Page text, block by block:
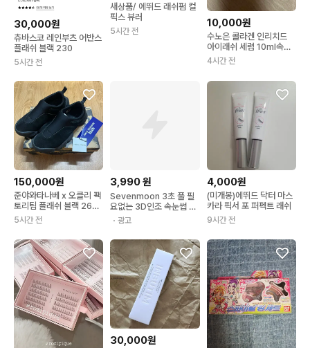
30,000원
츄바스코 레인부츠 어반스
플래쉬 블랙 230
5시간 전
새상품/ 에뛰드 래쉬펌 컬
픽스 뷰러
5시간 전
10,000원
수노은 콜라겐 인리치드
아이래쉬 세럼 10ml속눈
썹영양제
4시간 전
150,000원
준야와타나베 x 오클리 팩
토리팀 플래쉬 블랙 265
꼼데가르송
5시간 전
3,990원
Sevenmoon 3초 풀 필
요없는 3D인조 속눈썹 세
트 9-11mm 120개
・광고
4,000원
(미개봉)에뛰드 닥터 마스
카라 픽서 포 퍼펙트 래쉬
9시간 전
30,000원